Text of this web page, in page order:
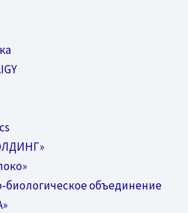
биологическое объединение